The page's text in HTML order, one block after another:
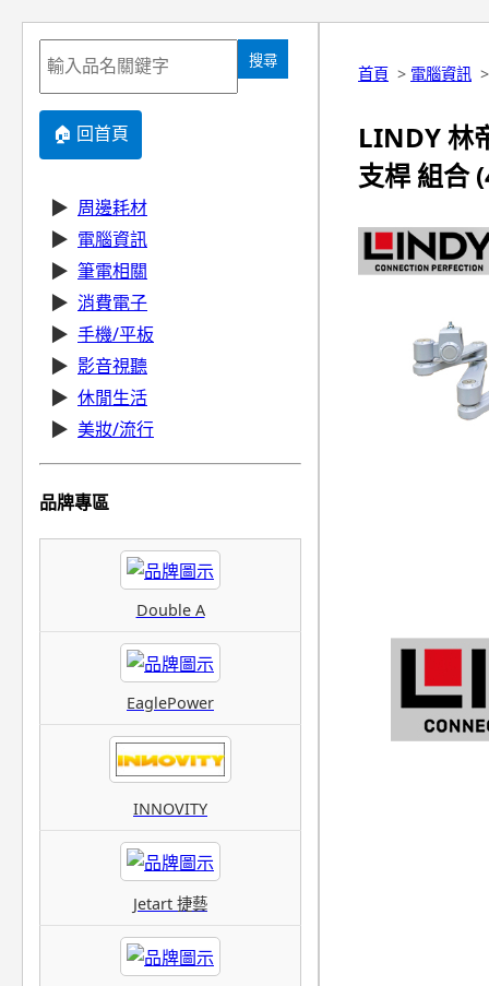
搜尋
🏠 回首頁
▶ 周邊耗材
▶ 電腦資訊
▶ 筆電相關
▶ 消費電子
▶ 手機/平板
▶ 影音視聽
▶ 休閒生活
▶ 美妝/流行
品牌專區
Double A
EaglePower
INNOVITY
Jetart 捷藝
首頁 > 電腦資訊
LINDY 林
支桿 組合